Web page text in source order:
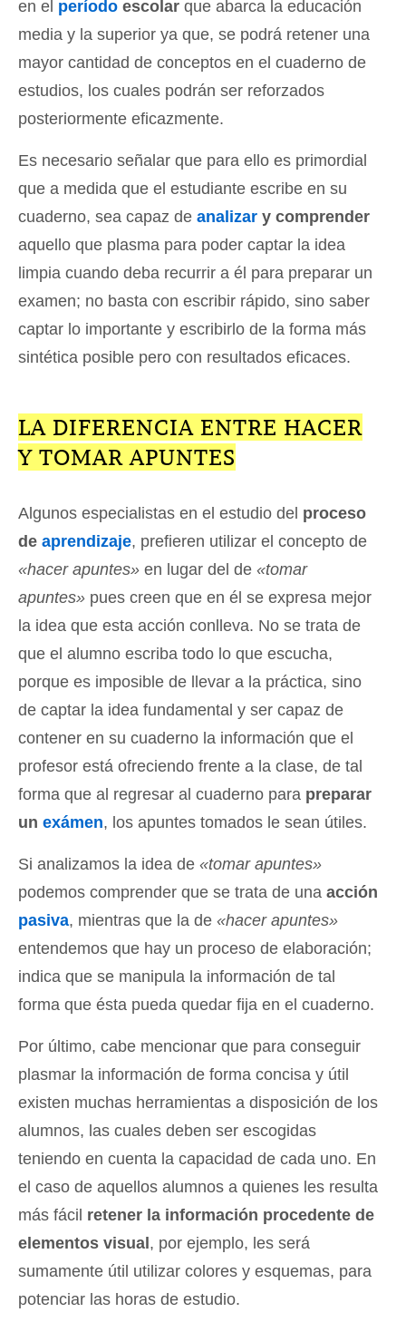
en el período escolar que abarca la educación
media y la superior ya que, se podrá retener una
mayor cantidad de conceptos en el cuaderno de
estudios, los cuales podrán ser reforzados
posteriormente eficazmente.
Es necesario señalar que para ello es primordial
que a medida que el estudiante escribe en su
cuaderno, sea capaz de analizar y comprender
aquello que plasma para poder captar la idea
limpia cuando deba recurrir a él para preparar un
examen; no basta con escribir rápido, sino saber
captar lo importante y escribirlo de la forma más
sintética posible pero con resultados eficaces.
LA DIFERENCIA ENTRE HACER
Y TOMAR APUNTES
Algunos especialistas en el estudio del proceso
de aprendizaje, prefieren utilizar el concepto de
«hacer apuntes» en lugar del de «tomar
apuntes» pues creen que en él se expresa mejor
la idea que esta acción conlleva. No se trata de
que el alumno escriba todo lo que escucha,
porque es imposible de llevar a la práctica, sino
de captar la idea fundamental y ser capaz de
contener en su cuaderno la información que el
profesor está ofreciendo frente a la clase, de tal
forma que al regresar al cuaderno para preparar
un exámen, los apuntes tomados le sean útiles.
Si analizamos la idea de «tomar apuntes»
podemos comprender que se trata de una acción
pasiva, mientras que la de «hacer apuntes»
entendemos que hay un proceso de elaboración;
indica que se manipula la información de tal
forma que ésta pueda quedar fija en el cuaderno.
Por último, cabe mencionar que para conseguir
plasmar la información de forma concisa y útil
existen muchas herramientas a disposición de los
alumnos, las cuales deben ser escogidas
teniendo en cuenta la capacidad de cada uno. En
el caso de aquellos alumnos a quienes les resulta
más fácil retener la información procedente de
elementos visual , por ejemplo, les será
sumamente útil utilizar colores y esquemas, para
potenciar las horas de estudio.